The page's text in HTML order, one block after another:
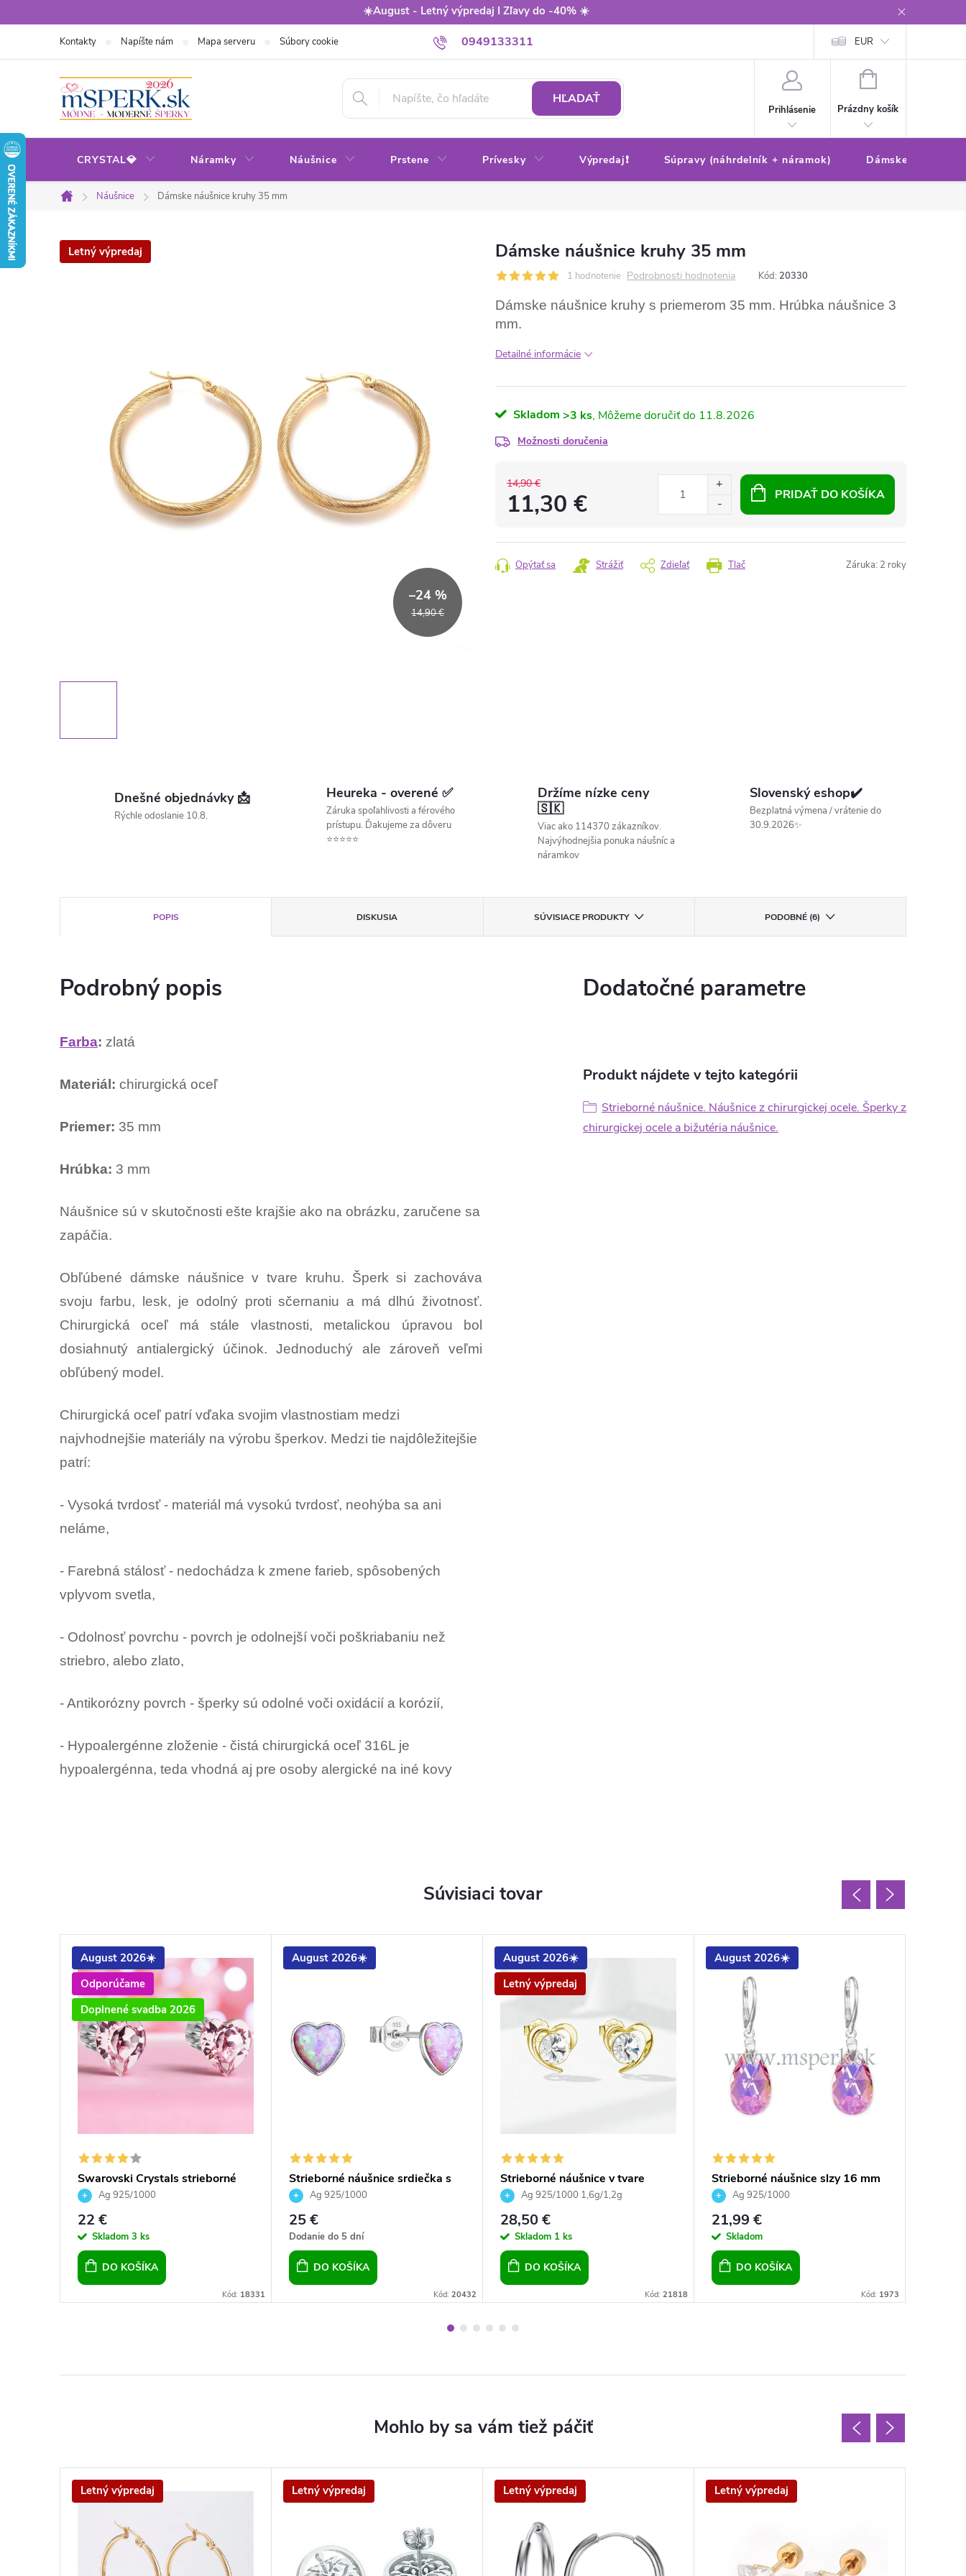
na
☀️August - Letný výpredaj I Zľavy do -40% ☀️
0949133311
Kontakty Napíšte nám Mapa serveru Súbory cookie Obchodné podmienky Ochrana osobných údajov
EUR
HĽADAŤ
Prihlásenie
NÁKUPNÝ
Prázdny košík
CRYSTAL💎 Náramky Náušnice Prstene Prívesky Výpredaj❗ Súpravy (náhrdelník + náramok) Dámske sety
Domov
Náušnice Dámske náušnice kruhy 35 mm
Letný výpredaj
14,90 €
–24 %
Dámske náušnice kruhy 35 mm
1 hodnotenie Podrobnosti hodnotenia Kód: 20330
Dámske náušnice kruhy s priemerom 35 mm. Hrúbka náušnice 3
mm.
Detailné informácie
Skladom >3 ks 11.8.2026
Možnosti doručenia
14,90 €
11,30 €
cena:
PRIDAŤ DO KOŠÍKA
Tlač
Opýtať sa Strážiť Zdieľať Záruka: 2 roky
Dnešné objednávky 📩
Rýchle odoslanie 10.8.
Heureka - overené ✅
Záruka spoľahlivosti a férového
prístupu. Ďakujeme za dôveru
⭐⭐⭐⭐⭐
Držíme nízke ceny
🇸🇰
Viac ako 114370 zákazníkov.
Najvýhodnejšia ponuka náušníc a
náramkov
Slovenský eshop✔️
Bezplatná výmena / vrátenie do
30.9.2026✨
POPIS DISKUSIA SÚVISIACE PRODUKTY PODOBNÉ (6)
Podrobný popis
Farba: zlatá
Materiál: chirurgická oceľ
Priemer: 35 mm
Hrúbka: 3 mm
Náušnice sú v skutočnosti ešte krajšie ako na obrázku, zaručene sa
zapáčia.
Obľúbené dámske náušnice v tvare kruhu. Šperk si zachováva
svoju farbu, lesk, je odolný proti sčernaniu a má dlhú životnosť.
Chirurgická oceľ má stále vlastnosti, metalickou úpravou bol
dosiahnutý antialergický účinok. Jednoduchý ale zároveň veľmi
obľúbený model.
Chirurgická oceľ patrí vďaka svojim vlastnostiam medzi
najvhodnejšie materiály na výrobu šperkov. Medzi tie najdôležitejšie
patrí:
- Vysoká tvrdosť - materiál má vysokú tvrdosť, neohýba sa ani
neláme,
- Farebná stálosť - nedochádza k zmene farieb, spôsobených
vplyvom svetla,
- Odolnosť povrchu - povrch je odolnejší voči poškriabaniu než
striebro, alebo zlato,
- Antikorózny povrch - šperky sú odolné voči oxidácií a korózií,
- Hypoalergénne zloženie - čistá chirurgická oceľ 316L je
hypoalergénna, teda vhodná aj pre osoby alergické na iné kovy
Dodatočné parametre
Produkt nájdete v tejto kategórii
Strieborné náušnice. Náušnice z chirurgickej ocele. Šperky z
chirurgickej ocele a bižutéria náušnice.
Súvisiaci tovar
August 2026☀️
Odporúčame
Doplnené svadba 2026
Swarovski Crystals strieborné
náušnice srdiečka rose
Ag 925/1000
22 €
Skladom 3 ks
DO KOŠÍKA
Kód: 18331
August 2026☀️
Strieborné náušnice srdiečka s
ružovým syntetickým opálom
Ag 925/1000
25 €
Dodanie do 5 dní
DO KOŠÍKA
Kód: 20432
August 2026☀️
Letný výpredaj
Strieborné náušnice v tvare
srdiečka s krištálikom pozlátené
Ag 925/1000 1,6g/1,2g
28,50 €
Skladom 1 ks
DO KOŠÍKA
Kód: 21818
August 2026☀️
Strieborné náušnice slzy 16 mm
Crystal Light Rose
Ag 925/1000
21,99 €
Skladom
DO KOŠÍKA
Kód: 1973
Letný výpredaj Letný výpredaj Letný výpredaj Letný výpredaj